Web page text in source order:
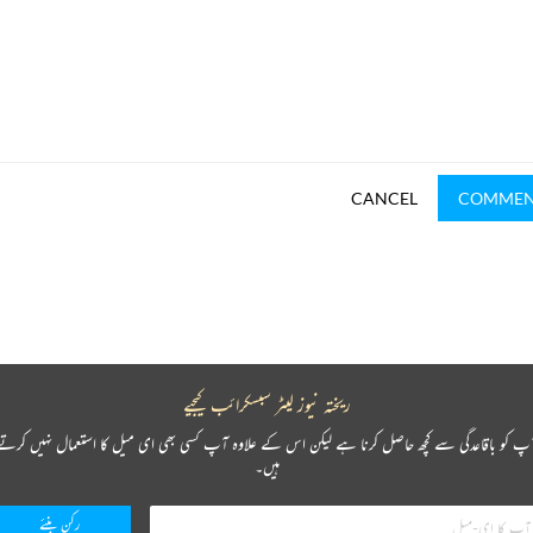
CANCEL
ریختہ نیوز لیٹر سبسکرائب کیجیے
کو باقاعدگی سے کچھ حاصل کرنا ہے لیکن اس کے علاوہ آپ کسی بھی ای میل کا استعمال نہیں
ہیں۔